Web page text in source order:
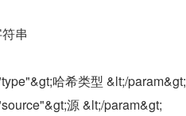
串
哈希类型 &lt;/param&gt;
源 &lt;/param&gt;